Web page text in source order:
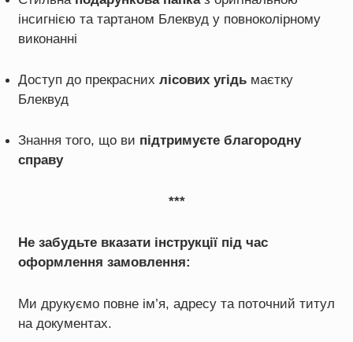
інсигнією та тартаном Блеквуд у повноколірному
виконанні
Доступ до прекрасних лісових угідьмаєтку
Блеквуд
Знання того, що ви підтримуєте благородну
справу
***
Не забудьте вказати інструкції під час
оформлення замовлення:
Ми друкуємо повне ім’я, адресу та поточний титул
на документах.